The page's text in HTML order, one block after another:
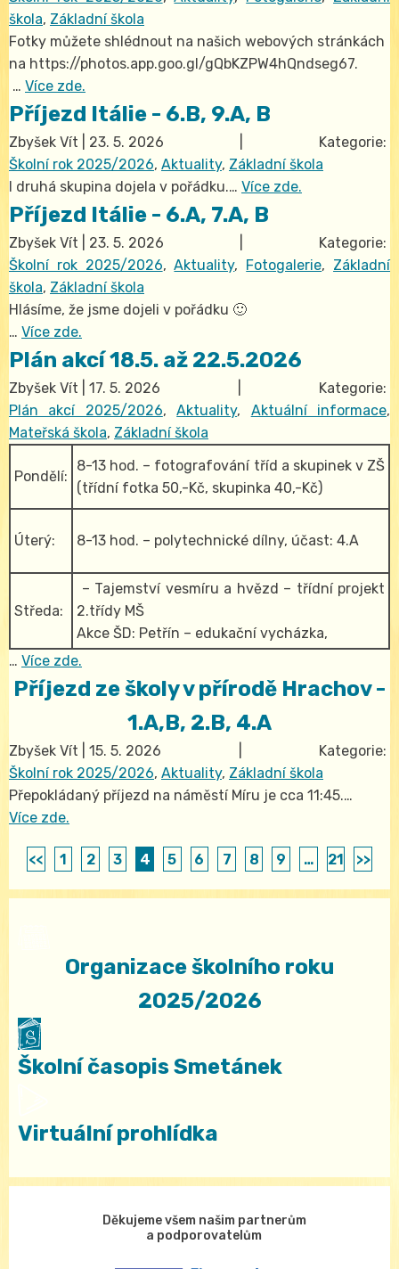
škola, Základní škola
Fotky můžete shlédnout na našich webových stránkách
na https://photos.app.goo.gl/gQbKZPW4hQndseg67.
… Více zde.
Příjezd Itálie - 6.B, 9.A, B
Zbyšek Vít 23. 5. 2026 | Kategorie:
Školní rok 2025/2026, Aktuality, Základní škola
I druhá skupina dojela v pořádku.… Více zde.
Příjezd Itálie - 6.A, 7.A, B
Zbyšek Vít 23. 5. 2026 | Kategorie:
Školní rok 2025/2026,Aktuality, Fotogalerie, Základní
škola, Základní škola
Hlásíme, že jsme dojeli v pořádku 🙂
… Více zde.
Plán akcí 18.5. až 22.5.2026
Zbyšek Vít 17. 5. 2026 | Kategorie:
Plán akcí 2025/2026,Aktuality, Aktuální informace,
Mateřská škola, Základní škola
Pondělí:
8-13 hod. – fotografování tříd a skupinek v ZŠ
(třídní fotka 50,-Kč, skupinka 40,-Kč)
Úterý: 8-13 hod. – polytechnické dílny, účast: 4.A
Středa:
– Tajemství vesmíru a hvězd – třídní projekt
2.třídy MŠ
Akce ŠD: Petřín – edukační vycházka,
… Více zde.
Příjezd ze školy v přírodě Hrachov -
1.A,B, 2.B, 4.A
Zbyšek Vít 15. 5. 2026 | Kategorie:
Školní rok 2025/2026, Aktuality, Základní škola
Přepokládaný příjezd na náměstí Míru je cca 11:45.…
Více zde.
<< 1 2 3 4 5 6 7 8 9 … 21 >>
Organizace školního roku
2025/2026
Školní časopis Smetánek
Virtuální prohlídka
Děkujeme všem našim partnerům
a podporovatelům